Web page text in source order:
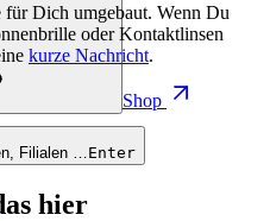
Shop
Dich umgebaut. Wenn Du
oder Kontaktlinsen
kurze Nachricht.
Filialen … Enter
hier